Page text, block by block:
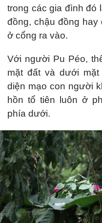
trong các gia đình đó
đồng, chậu đồng
ở cổng ra vào.
Với người Pu Péo,
mặt đất và dưới
diện mạo con người
hồn tổ tiên luôn ở
phía dưới.